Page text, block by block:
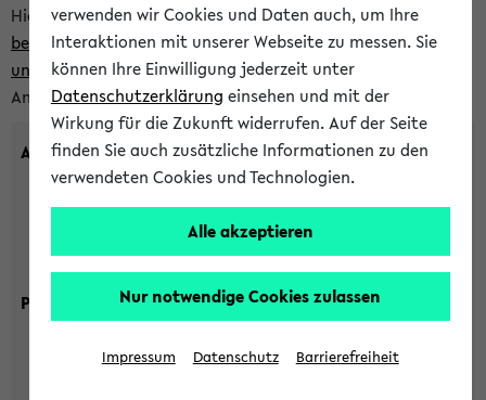
Hier können Sie einen neuen Gastzugang anlegen.Bitte
beachten Sie die Einschränkungen, denen Gastzugänge
unterworfen sind. Tragen Sie den gewünschten
Anmeldenamen und Ihr Passwort ein:
Anmeldename
(3 bis 20 Zeichen, nur Buchstaben A-Z und Ziffern 0-9,
Gross-/Kleinschreibung ist signifikant!)
Passwort
verwenden wir Cookies und Daten auch, um Ihre
Interaktionen mit unserer Webseite zu messen. Sie
können Ihre Einwilligung jederzeit unter
Datenschutzerklärung einsehen und mit der
Wirkung für die Zukunft widerrufen. Auf der Seite
finden Sie auch zusätzliche Informationen zu den
verwendeten Cookies und Technologien.
Alle akzeptieren
Nur notwendige Cookies zulassen
Impressum Datenschutz Barrierefreiheit